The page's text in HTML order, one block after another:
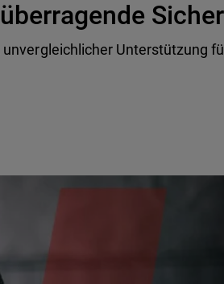
Unterstützung